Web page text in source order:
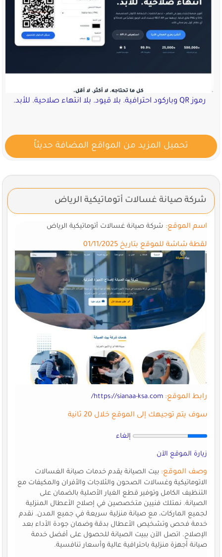
رموز QR وباركود احترافية. بلا قيود. بلا انتهاء صلاحية. للأبد.
تحميل المزيد من المواقع المضافة حديثاً
شركة صيانة غسالات أتوماتيكية الرياض
اسم الموقع:شركة صيانة غسالات أتوماتيكية الرياض
لقطة شاشة للموقع بتاريخ 01/11/2025
رابط الموقع: https://sianaa-ksa.com/
سوف يتم توجيهك إلى الموقع خلال 20 ثانية
إلغاء
زيارة الموقع الآن
وصف الموقع:بيت الصيانة يقدم خدمات صيانة الغسالات
الاتوماتيكية وغسالات الصحون والثلاجات والأفران والمكيفات مع
التنظيف الكامل وتوفير قطع الغيار الأصلية بالضمان على
الصيانة. نمتلك فنيين متخصصين في إصلاح الأعطال المنزلية
لجميع الماركات، مع صيانة منزلية سريعة في جميع المدن. نقدم
خدمة فحص وتشخيص الأعطال بدقة وضمان جودة الأداء بعد
الإصلاح. اتصل الآن ببيت الصيانة للحصول على أفضل خدمة
صيانة أجهزة منزلية باحترافية عالية وأسعار تنافسية.